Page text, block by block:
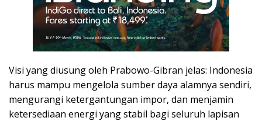
Visi yang diusung oleh Prabowo-Gibran jelas: Indonesia
harus mampu mengelola sumber daya alamnya sendiri,
mengurangi ketergantungan impor, dan menjamin
ketersediaan energi yang stabil bagi seluruh lapisan